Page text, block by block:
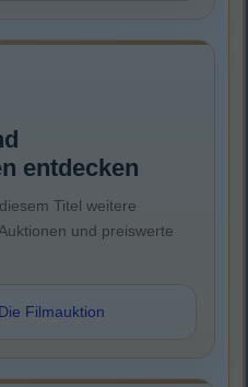
entdecken
Titel weitere
und preiswerte